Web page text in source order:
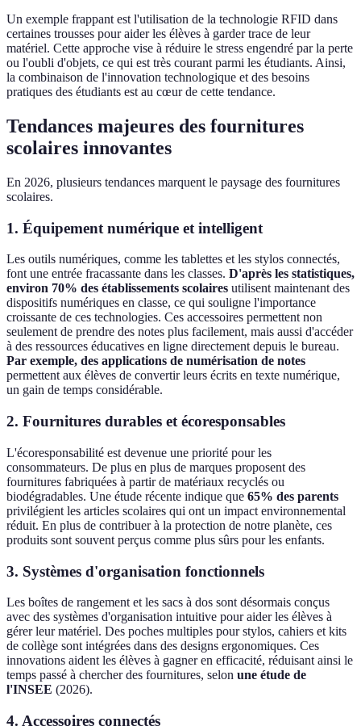
Un exemple frappant est l'utilisation de la technologie RFID dans
certaines trousses pour aider les élèves à garder trace de leur
matériel. Cette approche vise à réduire le stress engendré par la perte
ou l'oubli d'objets, ce qui est très courant parmi les étudiants. Ainsi,
la combinaison de l'innovation technologique et des besoins
pratiques des étudiants est au cœur de cette tendance.
Tendances majeures des fournitures
scolaires innovantes
En 2026, plusieurs tendances marquent le paysage des fournitures
scolaires.
1. Équipement numérique et intelligent
Les outils numériques, comme les tablettes et les stylos connectés,
font une entrée fracassante dans les classes. D'après les statistiques,
environ 70% des établissements scolaires utilisent maintenant des
dispositifs numériques en classe, ce qui souligne l'importance
croissante de ces technologies. Ces accessoires permettent non
seulement de prendre des notes plus facilement, mais aussi d'accéder
à des ressources éducatives en ligne directement depuis le bureau.
Par exemple, des applications de numérisation de notes
permettent aux élèves de convertir leurs écrits en texte numérique,
un gain de temps considérable.
2. Fournitures durables et écoresponsables
L'écoresponsabilité est devenue une priorité pour les
consommateurs. De plus en plus de marques proposent des
fournitures fabriquées à partir de matériaux recyclés ou
biodégradables. Une étude récente indique que 65% des parents
privilégient les articles scolaires qui ont un impact environnemental
réduit. En plus de contribuer à la protection de notre planète, ces
produits sont souvent perçus comme plus sûrs pour les enfants.
3. Systèmes d'organisation fonctionnels
Les boîtes de rangement et les sacs à dos sont désormais conçus
avec des systèmes d'organisation intuitive pour aider les élèves à
gérer leur matériel. Des poches multiples pour stylos, cahiers et kits
de collège sont intégrées dans des designs ergonomiques. Ces
innovations aident les élèves à gagner en efficacité, réduisant ainsi le
temps passé à chercher des fournitures, selon une étude de
l'INSEE (2026).
4. Accessoires connectés